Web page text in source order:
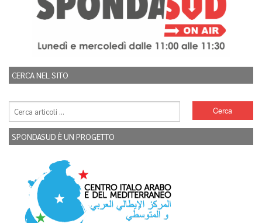
CERCA NEL SITO
SPONDASUD È UN PROGETTO